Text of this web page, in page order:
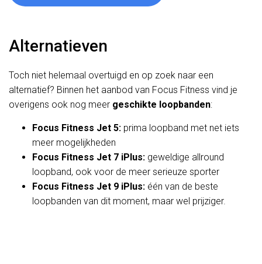
Alternatieven
Toch niet helemaal overtuigd en op zoek naar een
alternatief? Binnen het aanbod van Focus Fitness vind je
overigens ook nog meer geschikte loopbanden:
Focus Fitness Jet 5: prima loopband met net iets
meer mogelijkheden
Focus Fitness Jet 7 iPlus: geweldige allround
loopband, ook voor de meer serieuze sporter
Focus Fitness Jet 9 iPlus: één van de beste
loopbanden van dit moment, maar wel prijziger.